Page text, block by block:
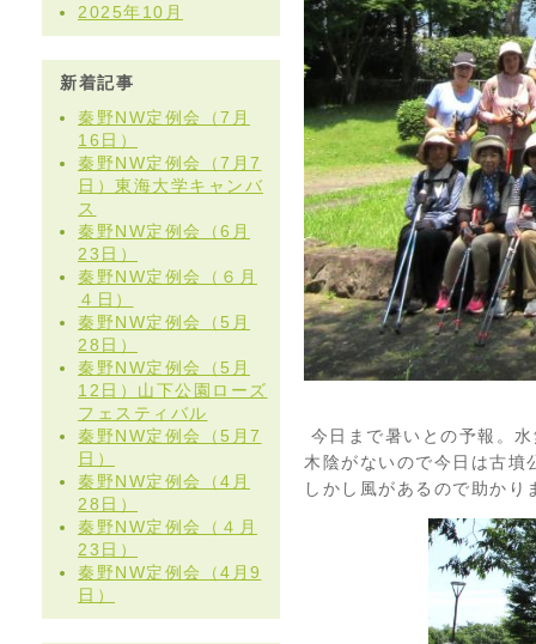
2025年10月
新着記事
秦野NW定例会（7月
16日）
秦野NW定例会（7月7
日）東海大学キャンバ
ス
秦野NW定例会（6月
23日）
秦野NW定例会（６月
４日）
秦野NW定例会（5月
28日）
秦野NW定例会（5月
12日）山下公園ローズ
フェスティバル
秦野NW定例会（5月7
日）
秦野NW定例会（4月
28日）
秦野NW定例会（４月
23日）
秦野NW定例会（4月9
日）
今日まで暑いとの予報。
木陰がないので今日は古墳
しかし風があるので助かり